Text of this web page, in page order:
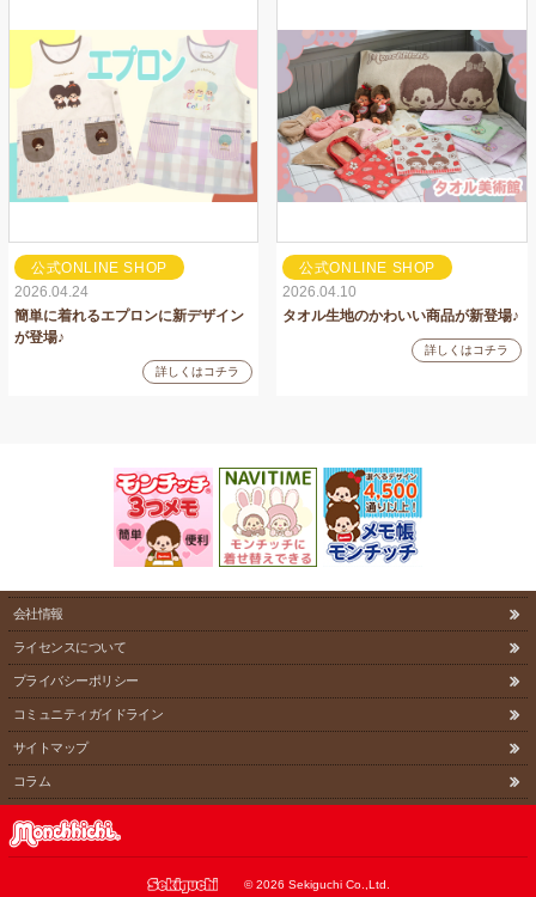
公式ONLINE SHOP
2026.04.24
簡単に着れるエプロンに新デザイン
が登場♪
詳しくはコチラ
公式ONLINE SHOP
2026.04.10
タオル生地のかわいい商品が新登場♪
詳しくはコチラ
会社情報
ライセンスについて
プライバシーポリシー
コミュニティガイドライン
サイトマップ
コラム
©2026 Sekiguchi Co.,Ltd.